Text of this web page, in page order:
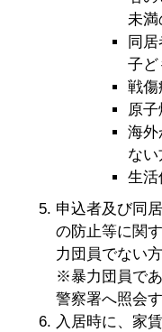
未満
同
子ど
戦
原
海外
ない
生
申込者及び同
の防止等に関
力団員でない方
※暴力団員で
警察署へ照会
入居時に、家